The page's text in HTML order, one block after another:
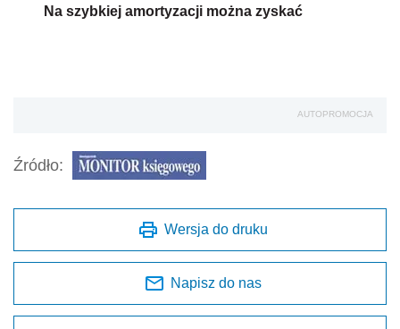
Udostępnij
Oceń jakość naszego artykułu